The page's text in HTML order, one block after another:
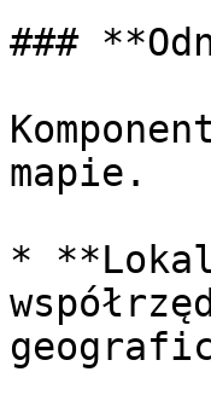
###
mapie.
*